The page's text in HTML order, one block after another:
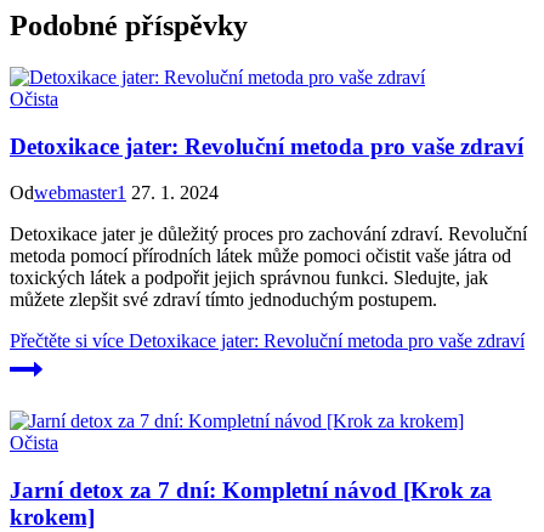
Podobné příspěvky
Očista
Detoxikace jater: Revoluční metoda pro vaše zdraví
Odwebmaster1 27. 1. 2024
Detoxikace jater je důležitý proces pro zachování zdraví. Revoluční
metoda pomocí přírodních látek může pomoci očistit vaše játra od
toxických látek a podpořit jejich správnou funkci. Sledujte, jak
můžete zlepšit své zdraví tímto jednoduchým postupem.
Přečtěte si více Detoxikace jater: Revoluční metoda pro vaše zdraví
Očista
Jarní detox za 7 dní: Kompletní návod [Krok za
krokem]